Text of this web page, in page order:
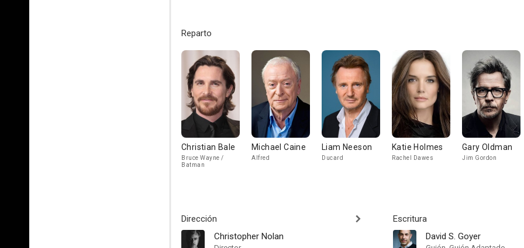
Reparto
Christian Bale
Bruce Wayne /
Batman
Michael Caine
Alfred
Liam Neeson
Ducard
Katie Holmes
Rachel Dawes
Gary Oldman
Jim Gordon
Dirección
Christopher Nolan
Escritura
David S. Goyer